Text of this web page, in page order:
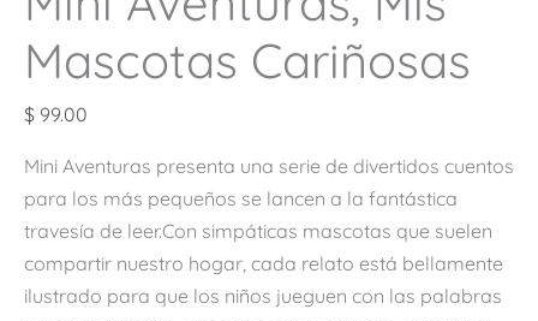
Mascotas Cariñosas
$ 99.00
Mini Aventuras presenta una serie de divertidos cuentos
para los más pequeños se lancen a la fantástica
travesía de leer.Con simpáticas mascotas que suelen
compartir nuestro hogar, cada relato está bellamente
ilustrado para que los niños jueguen con las palabras